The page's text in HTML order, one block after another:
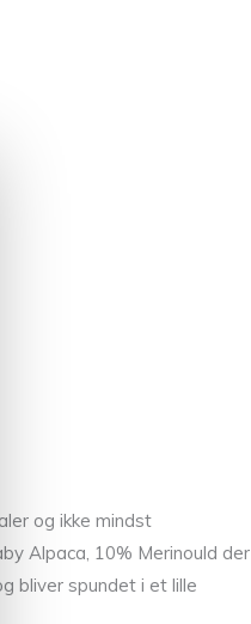
og ikke mindst
Alpaca, 10% Merinould der
bliver spundet i et lille